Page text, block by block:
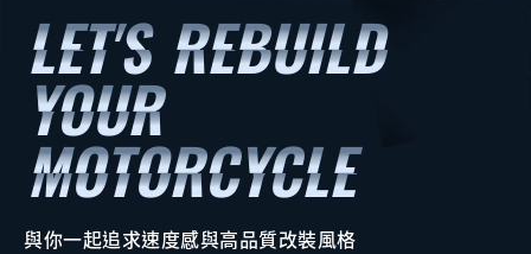
與你一起追求速度感與高品質改裝風格